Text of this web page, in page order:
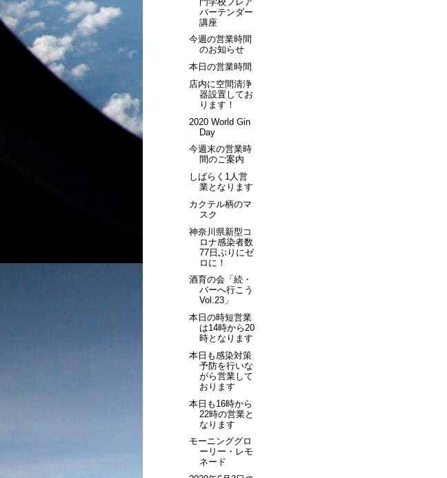
バーテンダー
講座
今週の営業時間
のお知らせ
本日の営業時間
店内に空間清浄
器設置してお
ります！
2020 World Gin
Day
今週末の営業時
間のご案内
しばらく1人営
業となります
カクテル柄のマ
スク
神奈川県新型コ
ロナ感染者数
77日ぶりにゼ
ロに！
酒育の会「続・
バーへ行こう
Vol.23」
本日の時短営業
は14時から20
時となります
本日も感染対策
予防を行いな
がら営業して
おります
本日も16時から
22時の営業と
なります
モーニンググロ
ーリー・レモ
ネード